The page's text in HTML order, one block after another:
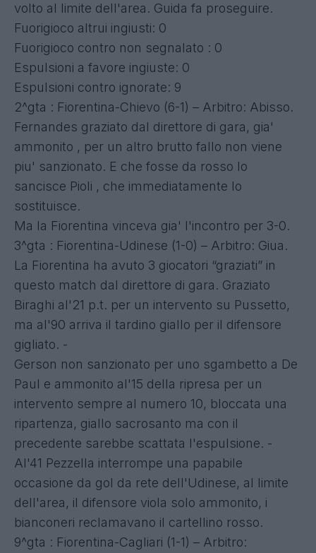
volto al limite dell'area. Guida fa proseguire.
Fuorigioco altrui ingiusti: 0
Fuorigioco contro non segnalato : 0
Espulsioni a favore ingiuste: 0
Espulsioni contro ignorate: 9
2^gta : Fiorentina-Chievo (6-1) – Arbitro: Abisso.
Fernandes graziato dal direttore di gara, gia'
ammonito , per un altro brutto fallo non viene
piu' sanzionato. E che fosse da rosso lo
sancisce Pioli , che immediatamente lo
sostituisce.
Ma la Fiorentina vinceva gia' l'incontro per 3-0.
3^gta : Fiorentina-Udinese (1-0) – Arbitro: Giua.
La Fiorentina ha avuto 3 giocatori “graziati” in
questo match dal direttore di gara. Graziato
Biraghi al'21 p.t. per un intervento su Pussetto,
ma al'90 arriva il tardino giallo per il difensore
gigliato. -
Gerson non sanzionato per uno sgambetto a De
Paul e ammonito al'15 della ripresa per un
intervento sempre al numero 10, bloccata una
ripartenza, giallo sacrosanto ma con il
precedente sarebbe scattata l'espulsione. -
Al'41 Pezzella interrompe una papabile
occasione da gol da rete dell'Udinese, al limite
dell'area, il difensore viola solo ammonito, i
bianconeri reclamavano il cartellino rosso.
9^gta : Fiorentina-Cagliari (1-1) – Arbitro: